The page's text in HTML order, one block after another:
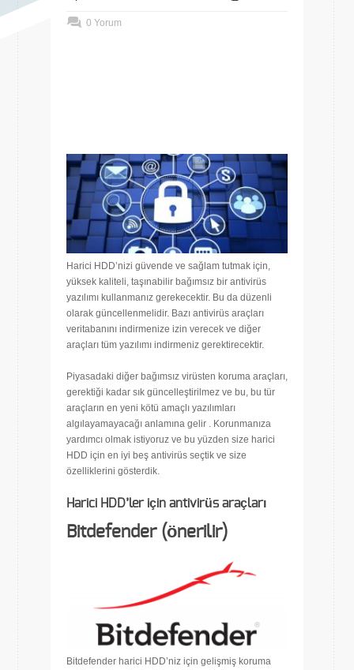
0 Yorum
Harici HDD’nizi güvende ve sağlam tutmak için,
yüksek kaliteli, taşınabilir bağımsız bir antivirüs
yazılımı kullanmanız gerekecektir. Bu da düzenli
olarak güncellenmelidir. Bazı antivirüs araçları
veritabanını indirmenize izin verecek ve diğer
araçları tüm yazılımı indirmeniz gerektirecektir.
Piyasadaki diğer bağımsız virüsten koruma araçları,
gerektiği kadar sık ​​güncelleştirilmez ve bu, bu tür
araçların en yeni kötü amaçlı yazılımları
algılayamayacağı anlamına gelir . Korunmanıza
yardımcı olmak istiyoruz ve bu yüzden size harici
HDD için en iyi beş antivirüs seçtik ve size
özelliklerini gösterdik.
Harici HDD’ler için antivirüs araçları
Bitdefender (önerilir)
Bitdefender harici HDD’niz için gelişmiş koruma